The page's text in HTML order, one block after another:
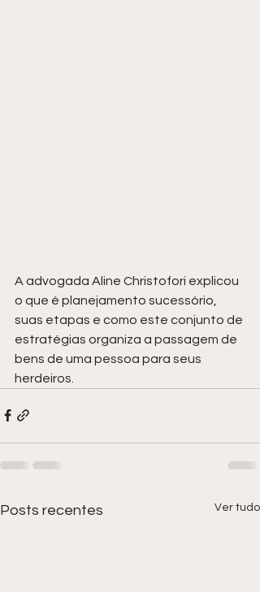
A advogada Aline Christofori explicou
o que é planejamento sucessório,
suas etapas e como este conjunto de
estratégias organiza a passagem de
bens de uma pessoa para seus
herdeiros.
Posts recentes Ver tudo